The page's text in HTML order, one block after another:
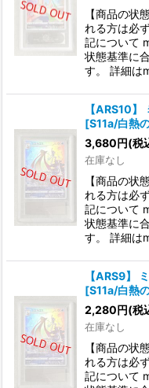
【商品の状
れる方は必
記について
状態基準に
す。 詳細は
【ARS10
[S11a/白熱
3,680円(税
在庫なし
【商品の状
れる方は必
記について
状態基準に
す。 詳細は
【ARS9】
[S11a/白熱
2,280円(税
在庫なし
【商品の状
れる方は必
記について